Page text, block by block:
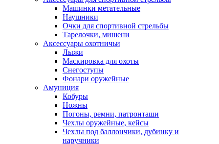
Машинки метательные
Наушники
Очки для спортивной стрельбы
Тарелочки, мишени
Аксессуары охотничьи
Лыжи
Маскировка для охоты
Снегоступы
Фонари оружейные
Амуниция
Кобуры
Ножны
Погоны, ремни, патронташи
Чехлы оружейные, кейсы
Чехлы под баллончики, дубинку и
наручники